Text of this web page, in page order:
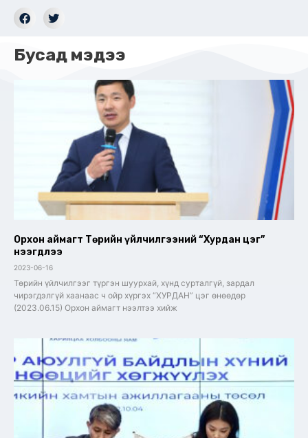
Бусад мэдээ
Орхон аймагт Төрийн үйлчилгээний “Хурдан цэг”
нээгдлээ
2023-06-16
Төрийн үйлчилгээг түргэн шуурхай, хүнд сурталгүй, зардал
чирэгдэлгүй хаанаас ч ойр хүргэх “ХУРДАН” цэг өнөөдөр
(2023.06.15) Орхон аймагт нээлтээ хийж